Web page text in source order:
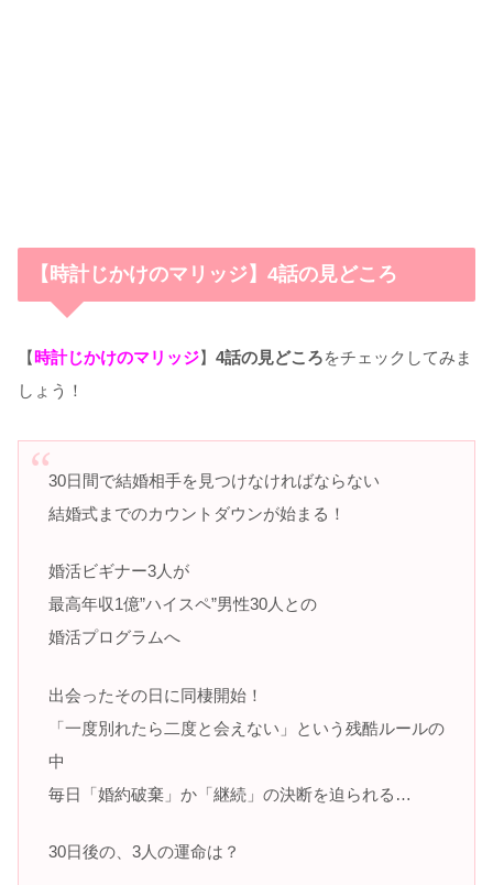
【時計じかけのマリッジ】4話の見どころ
【時計じかけのマリッジ】 4話の見どころをチェックしてみま
しょう！
30日間で結婚相手を見つけなければならない
結婚式までのカウントダウンが始まる！
婚活ビギナー3人が
最高年収1億”ハイスペ”男性30人との
婚活プログラムへ
出会ったその日に同棲開始！
「一度別れたら二度と会えない」という残酷ルールの
中
毎日「婚約破棄」か「継続」の決断を迫られる…
30日後の、3人の運命は？